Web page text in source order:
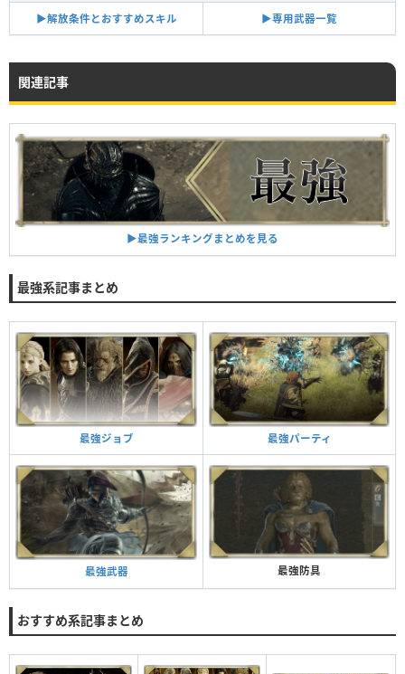
▶︎解放条件とおすすめスキル ▶︎専用武器一覧
関連記事
▶︎最強ランキングまとめを見る
最強系記事まとめ
最強ジョブ 最強パーティ
最強武器 最強防具
おすすめ系記事まとめ